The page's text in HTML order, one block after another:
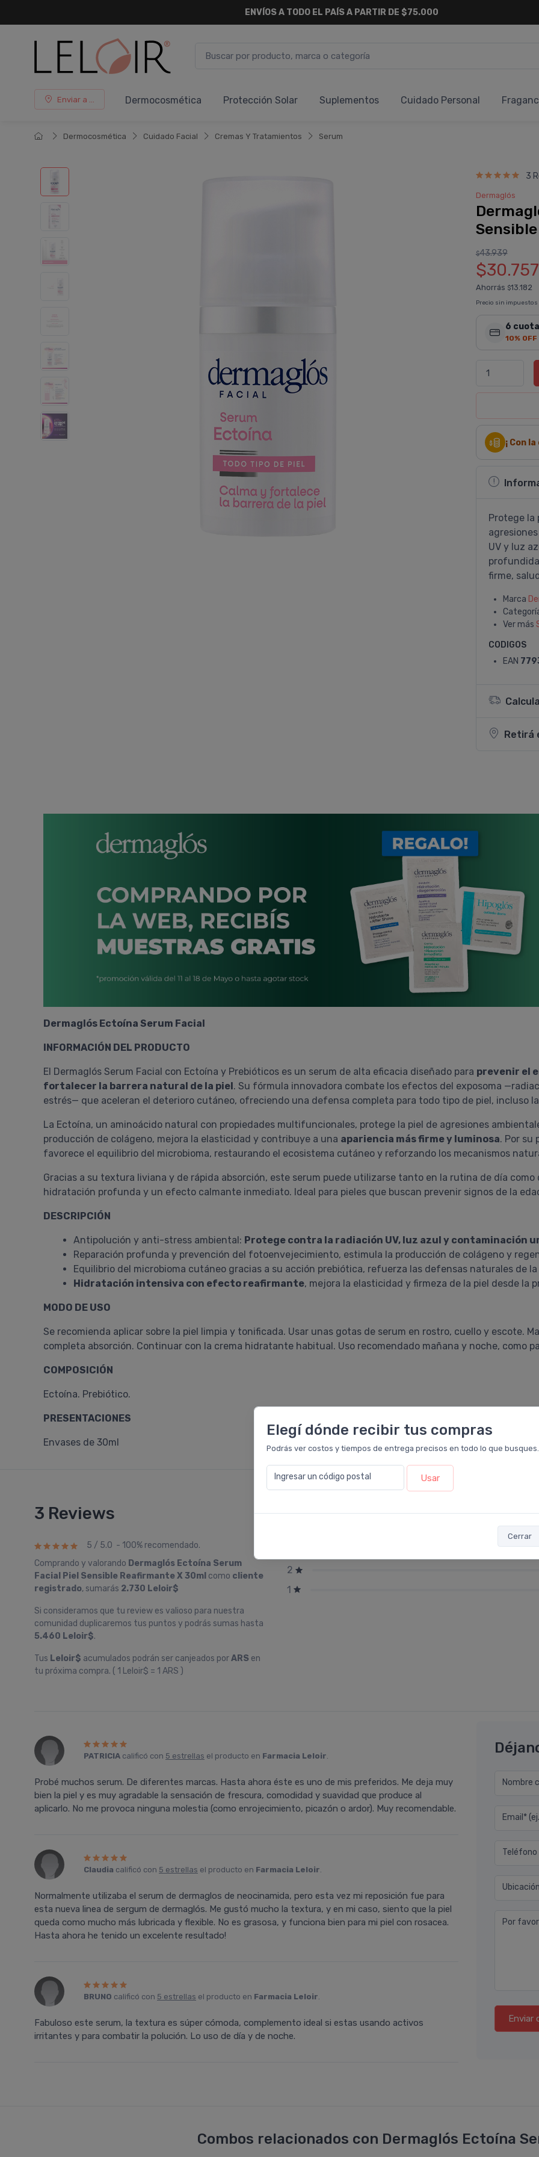
Elegí dónde recibir tus compras
Podrás ver costos y tiempos de entrega precisos en todo lo que busques.
Ingresar un código postal Usar
Cerrar
Enviar a ... Dermocosmética Protección Solar Suplementos Cuidado Personal
Dermocosmética Cuidado Facial Cremas Y Tratamientos Serum
3
Dermaglós
$43.939
$30.757
Ahorrás $13.182
Precio sin
6
10% OFF
¡ Con
Protege la
UV y luz
firme,
Marca
Ver más
CODIGOS
EAN
Retirá
Dermaglós Ectoína Serum Facial
INFORMACIÓN DEL PRODUCTO
El Dermaglós Serum Facial con Ectoína y Prebióticos es un serum de alta eficacia diseñado para prevenir el
fortalecer la barrera natural de la piel. Su fórmula innovadora combate los efectos del exposoma
estrés— que aceleran el deterioro cutáneo, ofreciendo una defensa completa para todo tipo de piel, incluso
La Ectoína, un aminoácido natural con propiedades multifuncionales, protege la piel de agresiones
producción de colágeno, mejora la elasticidad y contribuye a una apariencia más firme y luminosa. Por su
favorece el equilibrio del microbioma, restaurando el ecosistema cutáneo y reforzando los mecanismos
Gracias a su textura liviana y de rápida absorción, este serum puede utilizarse tanto en la rutina de día como
hidratación profunda y un efecto calmante inmediato. Ideal para pieles que buscan prevenir signos de la
DESCRIPCIÓN
Antipolución y anti-stress ambiental: Protege contra la radiación UV, luz azul y contaminación
Reparación profunda y prevención del fotoenvejecimiento, estimula la producción de colágeno y
Equilibrio del microbioma cutáneo gracias a su acción prebiótica, refuerza las defensas naturales de la
Hidratación intensiva con efecto reafirmante, mejora la elasticidad y firmeza de la piel desde la
MODO DE USO
Se recomienda aplicar sobre la piel limpia y tonificada. Usar unas gotas de serum en rostro, cuello y escote.
completa absorción. Continuar con la crema hidratante habitual. Uso recomendado mañana y noche, como
COMPOSICIÓN
Ectoína. Prebiótico.
PRESENTACIONES
Envases de 30ml
3 Reviews
5 / 5.0 - 100% recomendado.
Comprando y valorando Dermaglós Ectoína Serum
Facial Piel Sensible Reafirmante X 30ml como cliente
registrado, sumarás 2.730 Leloir$
Si consideramos que tu review es valioso para nuestra
comunidad duplicaremos tus puntos y podrás sumas hasta
5.460 Leloir$.
Tus Leloir$ acumulados podrán ser canjeados porARS en
tu próxima compra. ( 1 Leloir$ = 1 ARS )
5
2
1
PATRICIA calificó con 5 estrellas el producto en Farmacia Leloir.
Probé muchos serum. De diferentes marcas. Hasta ahora éste es uno de mis preferidos. Me deja muy
bien la piel y es muy agradable la sensación de frescura, comodidad y suavidad que produce al
aplicarlo. No me provoca ninguna molestia (como enrojecimiento, picazón o ardor). Muy recomendable.
Claudia calificó con 5 estrellas el producto en Farmacia Leloir.
Normalmente utilizaba el serum de dermaglos de neocinamida, pero esta vez mi reposición fue para
esta nueva linea de sergum de dermaglós. Me gustó mucho la textura, y en mi caso, siento que la piel
queda como mucho más lubricada y flexible. No es grasosa, y funciona bien para mi piel con rosacea.
Hasta ahora he tenido un excelente resultado!
BRUNO calificó con 5 estrellas el producto en Farmacia Leloir.
Fabuloso este serum, la textura es súper cómoda, complemento ideal si estas usando activos
irritantes y para combatir la polución. Lo uso de día y de noche.
Nombre
Email*
Teléfono
Ubicación
Por
Enviar
Combos relacionados con Dermaglós Ectoína